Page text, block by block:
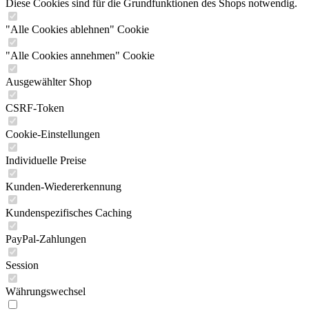
Diese Cookies sind für die Grundfunktionen des Shops notwendig.
"Alle Cookies ablehnen" Cookie
"Alle Cookies annehmen" Cookie
Ausgewählter Shop
CSRF-Token
Cookie-Einstellungen
Individuelle Preise
Kunden-Wiedererkennung
Kundenspezifisches Caching
PayPal-Zahlungen
Session
Währungswechsel